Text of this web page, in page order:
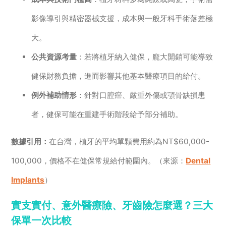
影像導引與精密器械支援，成本與一般牙科手術落差極
大。
公共資源考量 ：若將植牙納入健保，龐大開銷可能導致
健保財務負擔，進而影響其他基本醫療項目的給付。
例外補助情形 ：針對口腔癌、嚴重外傷或顎骨缺損患
者，健保可能在重建手術階段給予部分補助。
數據引用：在台灣，植牙的平均單顆費用約為NT$60,000-
100,000，價格不在健保常規給付範圍內。（來源： Dental
Implants）
實支實付、意外醫療險、牙齒險怎麼選？三大
保單一次比較